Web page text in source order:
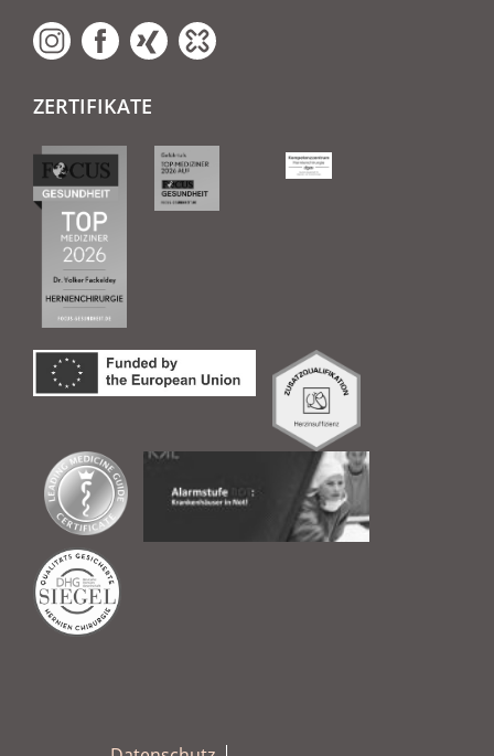
ZERTIFIKATE